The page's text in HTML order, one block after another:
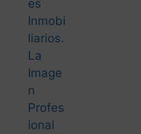
n
Profes
ional
sin
Depen
der de
un